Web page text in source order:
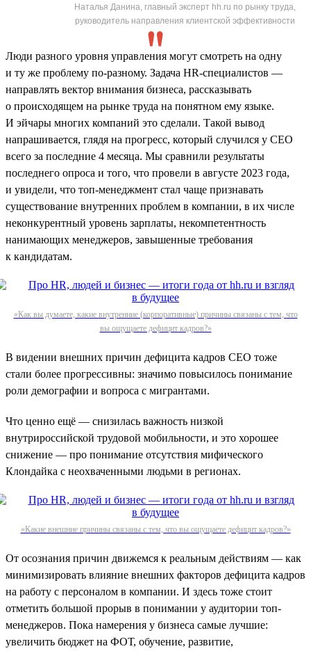
Наталья Данина, главный эксперт hh.ru по рынку труда,
руководитель направления клиентской эффективности
Люди разного уровня управления могут смотреть на одну
и ту же проблему по-разному. Задача HR-специалистов —
направлять вектор внимания бизнеса, рассказывать
о происходящем на рынке труда на понятном ему языке.
И эйчары многих компаний это сделали. Такой вывод
напрашивается, глядя на прогресс, который случился у СЕО
всего за последние 4 месяца. Мы сравнили результаты
последнего опроса и того, что провели в августе 2023 года,
и увидели, что топ-менеджмент стал чаще признавать
существование внутренних проблем в компании, в их числе
неконкурентный уровень зарплаты, некомпетентность
нанимающих менеджеров, завышенные требования
к кандидатам.
«Как вы думаете, какие внутренние (корпоративные) причины связаны с тем, что
вы ощущаете дефицит кадров?»
В видении внешних причин дефицита кадров СЕО тоже
стали более прогрессивны: значимо повысилось понимание
роли демографии и вопроса с мигрантами.
Что ценно ещё — снизилась важность низкой
внутрироссийской трудовой мобильности, и это хорошее
снижение — про понимание отсутствия мифического
Клондайка с неохваченными людьми в регионах.
«Какие внешние причины связаны с тем, что вы ощущаете дефицит кадров?»
От осознания причин движемся к реальным действиям — как
минимизировать влияние внешних факторов дефицита кадров
на работу с персоналом в компании. И здесь тоже стоит
отметить большой прорыв в понимании у аудитории топ-
менеджеров. Пока намерения у бизнеса самые лучшие:
увеличить бюджет на ФОТ, обучение, развитие,